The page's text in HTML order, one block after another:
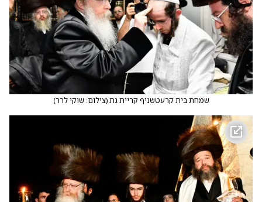
שמחת בית קרעטשניף קריית גת(צילום: שוקי לרר)